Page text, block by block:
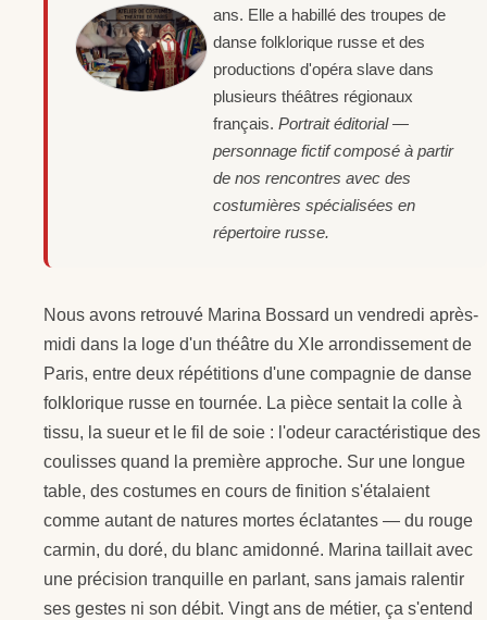
ans. Elle a habillé des troupes de
danse folklorique russe et des
productions d'opéra slave dans
plusieurs théâtres régionaux
français. Portrait éditorial —
personnage fictif composé à partir
de nos rencontres avec des
costumières spécialisées en
répertoire russe.
Nous avons retrouvé Marina Bossard un vendredi après-
midi dans la loge d'un théâtre du XIe arrondissement de
Paris, entre deux répétitions d'une compagnie de danse
folklorique russe en tournée. La pièce sentait la colle à
tissu, la sueur et le fil de soie : l'odeur caractéristique des
coulisses quand la première approche. Sur une longue
table, des costumes en cours de finition s'étalaient
comme autant de natures mortes éclatantes — du rouge
carmin, du doré, du blanc amidonné. Marina taillait avec
une précision tranquille en parlant, sans jamais ralentir
ses gestes ni son débit. Vingt ans de métier, ça s'entend